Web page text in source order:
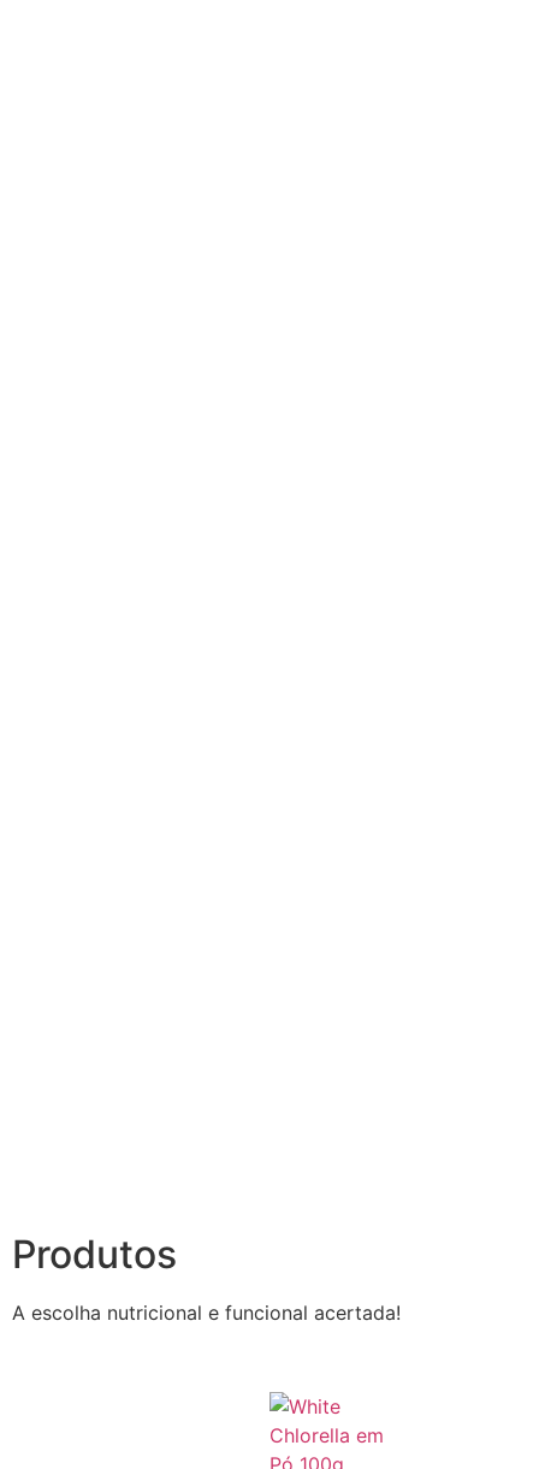
Produtos
A escolha nutricional e funcional acertada!